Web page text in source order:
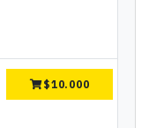
$10.000